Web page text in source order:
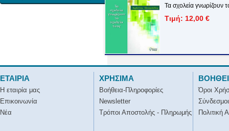
Τα σχολεία γνωρίζουν
Τιμή: 12,00 €
ΕΤΑΙΡΙΑ
Η εταιρία μας
Επικοινωνία
Νέα
ΧΡΗΣΙΜΑ
Βοήθεια-Πληροφορίες
Newsletter
Τρόποι Αποστολής - Πληρωμής
Όροι
Σύνδεσμοι
Πολιτική